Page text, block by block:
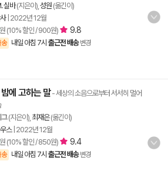
실바(지은이), 성원 (옮긴이)
| 2022년 12월
원 (10% 할인 / 900원) 9.8
내일 아침 7시 출근전 배송 변경
에 고하는 말- 세상의 소음으로부터 서서히 멀어
그(지은이), 최재은(옮긴이)
스| 2022년 12월
원 (10% 할인 / 850원) 9.4
내일 아침 7시 출근전 배송 변경